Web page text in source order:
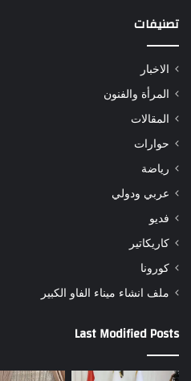
تصنيفات
الاخبار
المرأة والفنون
المقالات
حوارات
رياضة
عربي ودولي
فديو
كاريكاتير
كورونا
ملف انشاء ميناء الفاو الكبير
Last Modified Posts